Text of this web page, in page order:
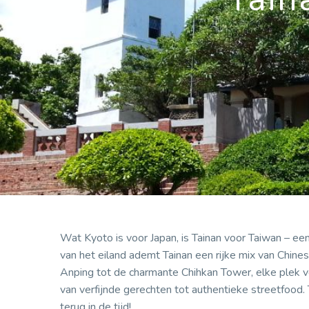
Wat Kyoto is voor Japan, is Tainan voor Taiwan –
van het eiland ademt Tainan een rijke mix van
Anping tot de charmante Chihkan Tower, elke
van verfijnde gerechten tot authentieke streetfood.